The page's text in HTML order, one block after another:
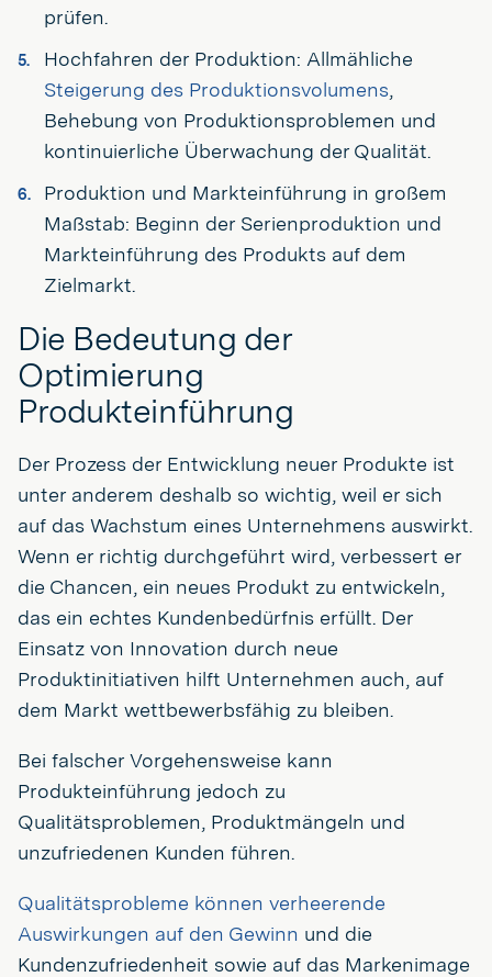
prüfen.
Hochfahren der Produktion: Allmähliche
Steigerung des Produktionsvolumens,
Behebung von Produktionsproblemen und
kontinuierliche Überwachung der Qualität.
Produktion und Markteinführung in großem
Maßstab: Beginn der Serienproduktion und
Markteinführung des Produkts auf dem
Zielmarkt.
Die Bedeutung der
Optimierung
Produkteinführung
Der Prozess der Entwicklung neuer Produkte ist
unter anderem deshalb so wichtig, weil er sich
auf das Wachstum eines Unternehmens auswirkt.
Wenn er richtig durchgeführt wird, verbessert er
die Chancen, ein neues Produkt zu entwickeln,
das ein echtes Kundenbedürfnis erfüllt. Der
Einsatz von Innovation durch neue
Produktinitiativen hilft Unternehmen auch, auf
dem Markt wettbewerbsfähig zu bleiben.
Bei falscher Vorgehensweise kann
Produkteinführung jedoch zu
Qualitätsproblemen, Produktmängeln und
unzufriedenen Kunden führen.
Qualitätsprobleme können verheerende
Auswirkungen auf den Gewinn und die
Kundenzufriedenheit sowie auf das Markenimage